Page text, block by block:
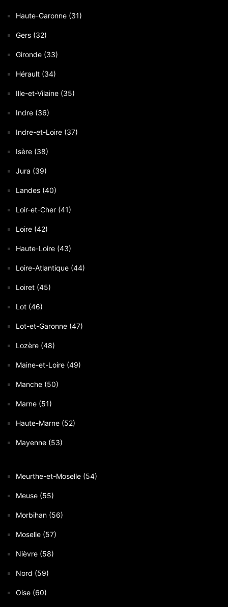
Haute-Garonne (31)
Gers (32)
Gironde (33)
Hérault (34)
Ille-et-Vilaine (35)
Indre (36)
Indre-et-Loire (37)
Isère (38)
Jura (39)
Landes (40)
Loir-et-Cher (41)
Loire (42)
Haute-Loire (43)
Loire-Atlantique (44)
Loiret (45)
Lot (46)
Lot-et-Garonne (47)
Lozère (48)
Maine-et-Loire (49)
Manche (50)
Marne (51)
Haute-Marne (52)
Mayenne (53)
Meurthe-et-Moselle (54)
Meuse (55)
Morbihan (56)
Moselle (57)
Nièvre (58)
Nord (59)
Oise (60)